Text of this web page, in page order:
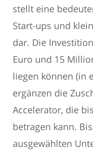
stellt eine
Start-ups und
dar. Die
Euro und 15
liegen können (in
ergänzen die
Accelerator, die
betragen kann.
ausgewählten